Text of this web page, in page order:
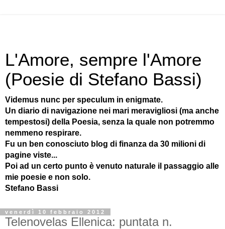
L'Amore, sempre l'Amore
(Poesie di Stefano Bassi)
Videmus nunc per speculum in enigmate.
Un diario di navigazione nei mari meravigliosi (ma anche
tempestosi) della Poesia, senza la quale non potremmo
nemmeno respirare.
Fu un ben conosciuto blog di finanza da 30 milioni di
pagine viste...
Poi ad un certo punto è venuto naturale il passaggio alle
mie poesie e non solo.
Stefano Bassi
venerdì 10 febbraio 2012
Telenovelas Ellenica: puntata n.